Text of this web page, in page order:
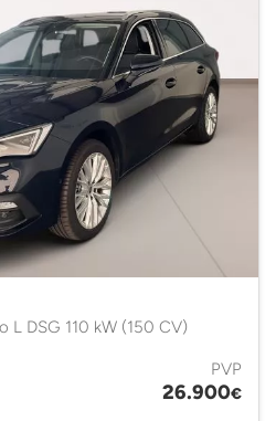
L DSG 110 kW (150 CV)
PVP
26.900€